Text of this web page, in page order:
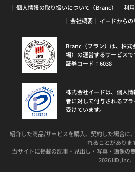
個人情報の取り扱いについて（Branc）
利
会社概要
イードから
Branc（ブラン）は、株式
場）の運営するサービスで
証券コード：6038
株式会社イードは、個人
者に対して付与されるプ
受けています。
紹介した商品/サービスを購入、契約した場合に
れることがありま
当サイトに掲載の記事・見出し・写真・画像
2026 IID, Inc.